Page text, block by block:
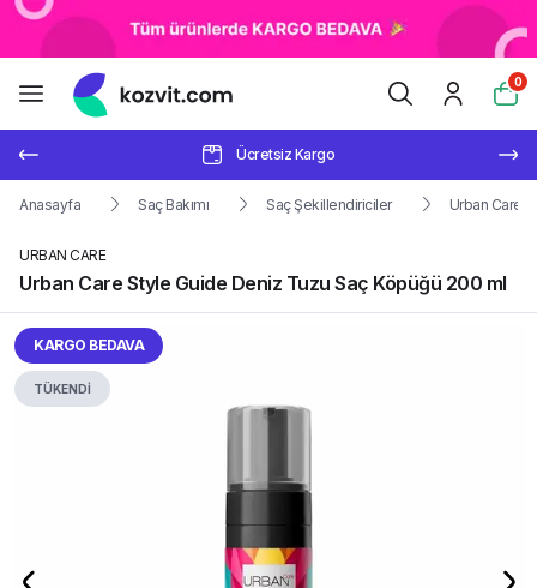
0
Ücretsiz Kargo
Anasayfa Saç Bakımı Saç Şekillendiriciler Urban Care
URBAN CARE
Urban Care Style Guide Deniz Tuzu Saç Köpüğü 200 ml
KARGO BEDAVA
TÜKENDİ